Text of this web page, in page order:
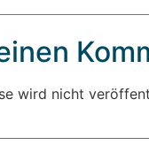
wird nicht